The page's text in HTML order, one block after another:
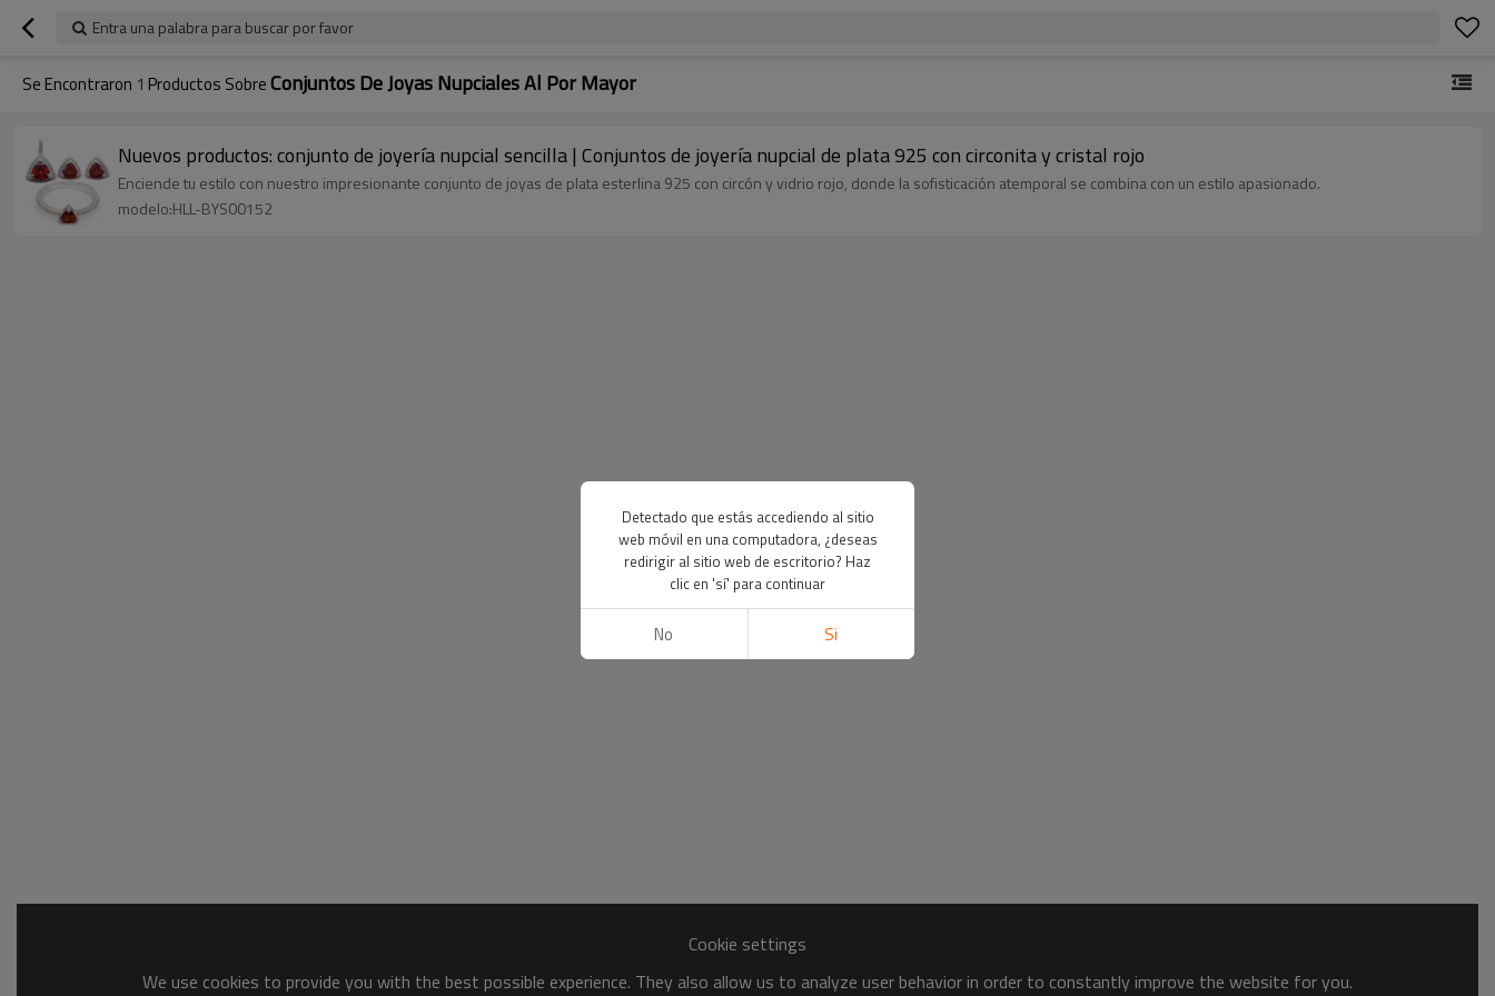
Entra una palabra para buscar por favor
Se Encontraron 1 Productos SobreConjuntos De Joyas Nupciales Al Por Mayor
Nuevos productos: conjunto de joyería nupcial sencilla | Conjuntos de joyería nupcial de plata 925 con circonita y cristal rojo
Enciende tu estilo con nuestro impresionante conjunto de joyas de plata esterlina 925 con circón y vidrio rojo, donde la sofisticación atemporal se combina con un estilo apasionado.
modelo:HLL-BYS00152
Cookie settings
We use cookies to provide you with the best possible experience. They also allow us to analyze user behavior in order to constantly improve the website for you.
Detectado que estás accediendo al sitio
web móvil en una computadora, ¿deseas
redirigir al sitio web de escritorio? Haz
clic en 'sí' para continuar
No Si